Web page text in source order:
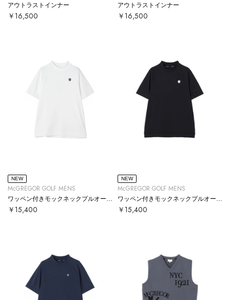
アウトラストインナー
￥16,500
アウトラストインナー
￥16,500
NEW
McGREGOR GOLF MENS
￥15,400
NEW
McGREGOR GOLF MENS
￥15,400